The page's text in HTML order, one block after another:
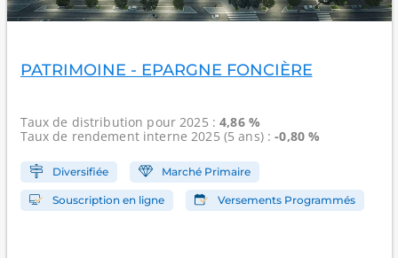
PATRIMOINE - EPARGNE FONCIÈRE
Taux de distribution pour 2025 :4,86 %
Taux de rendement interne2025 (5 ans) :-0,80 %
Diversifiée Marché Primaire
Souscription en ligne Versements Programmés